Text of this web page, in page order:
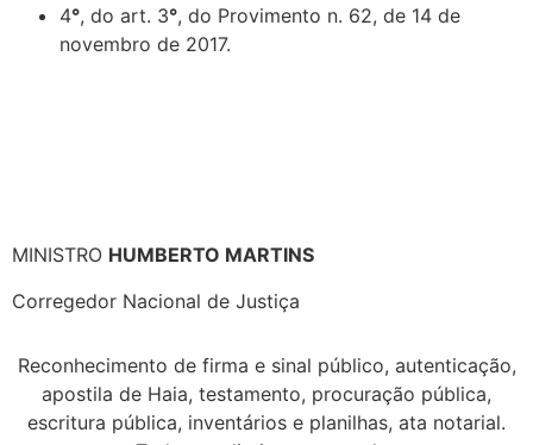
4°, do art. 3°, do Provimento n. 62, de 14 de
novembro de 2017.
MINISTRO HUMBERTO MARTINS
Corregedor Nacional de Justiça
Reconhecimento de firma e sinal público, autenticação,
apostila de Haia, testamento, procuração pública,
escritura pública, inventários e planilhas, ata notarial.